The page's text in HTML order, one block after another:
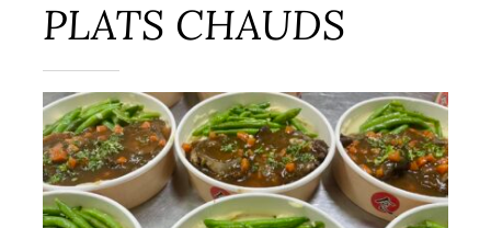
PLATS CHAUDS